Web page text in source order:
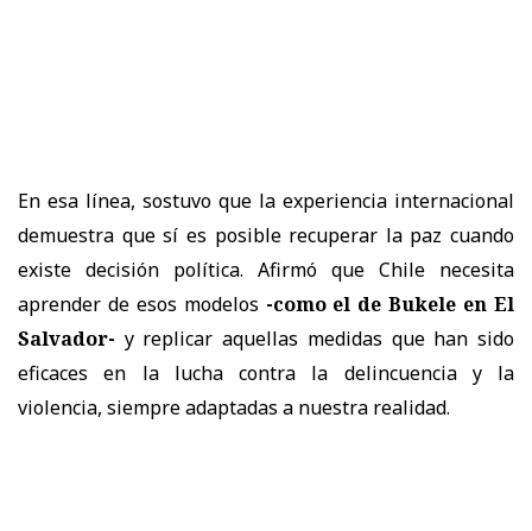
En esa línea, sostuvo que la experiencia internacional
demuestra que sí es posible recuperar la paz cuando
existe decisión política. Afirmó que Chile necesita
aprender de esos modelos -como el de Bukele en El
Salvador- y replicar aquellas medidas que han sido
eficaces en la lucha contra la delincuencia y la
violencia, siempre adaptadas a nuestra realidad.